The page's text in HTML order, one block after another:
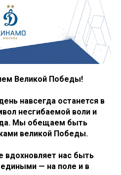
Великой Победы!
навсегда останется в
несгибаемой воли и
Мы обещаем быть
великой Победы.
вдохновляет нас быть
— на поле и в